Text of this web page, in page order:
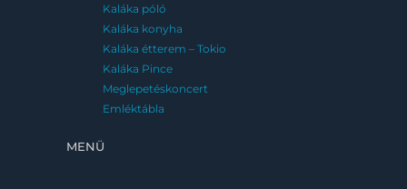
Kaláka póló
Kaláka konyha
Kaláka étterem – Tokio
Kaláka Pince
Meglepetéskoncert
Emléktábla
MENÜ